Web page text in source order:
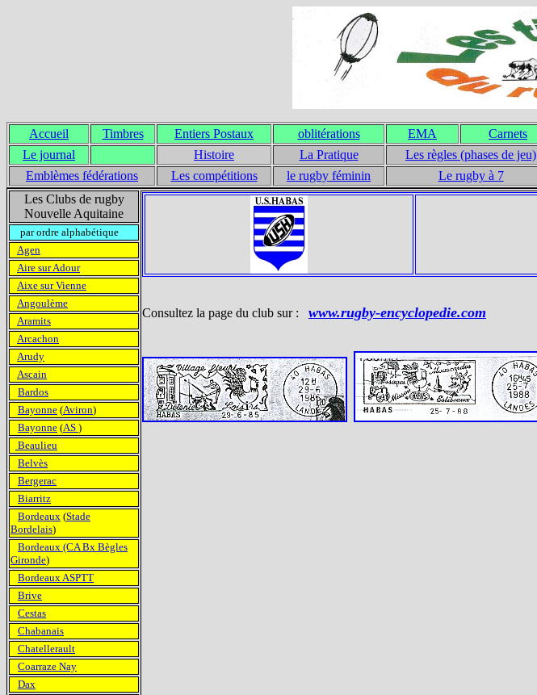
Accueil Timbres Entiers Postaux oblitérations EMA Carnets
Le journal
Histoire La Pratique Les règles (phases de jeu)
Emblèmes fédérations
Les compétitions le rugby féminin Le rugby à 7
Les Clubs de rugby
Nouvelle Aquitaine
Consultez la page du club sur : www.rugby-encyclopedie.com
par ordre alphabétique
Agen
Aire sur Adour
Aixe sur Vienne
Angoulème
Aramits
Arcachon
Arudy
Ascain
Bardos
Bayonne (Aviron)
Bayonne (AS )
Beaulieu
Belvès
Bergerac
Biarritz
Bordeaux (Stade
Bordelais)
Bordeaux (CA Bx Bègles
Gironde)
Bordeaux ASPTT
Brive
Cestas
Chabanais
Chatellerault
Coarraze Nay
Dax